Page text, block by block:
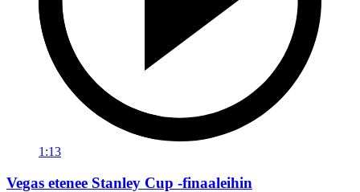
1:13
Vegas etenee Stanley Cup -finaaleihin